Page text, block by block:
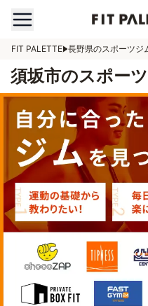
FIT PALETTE 長野県のスポーツジ
須坂市のスポー